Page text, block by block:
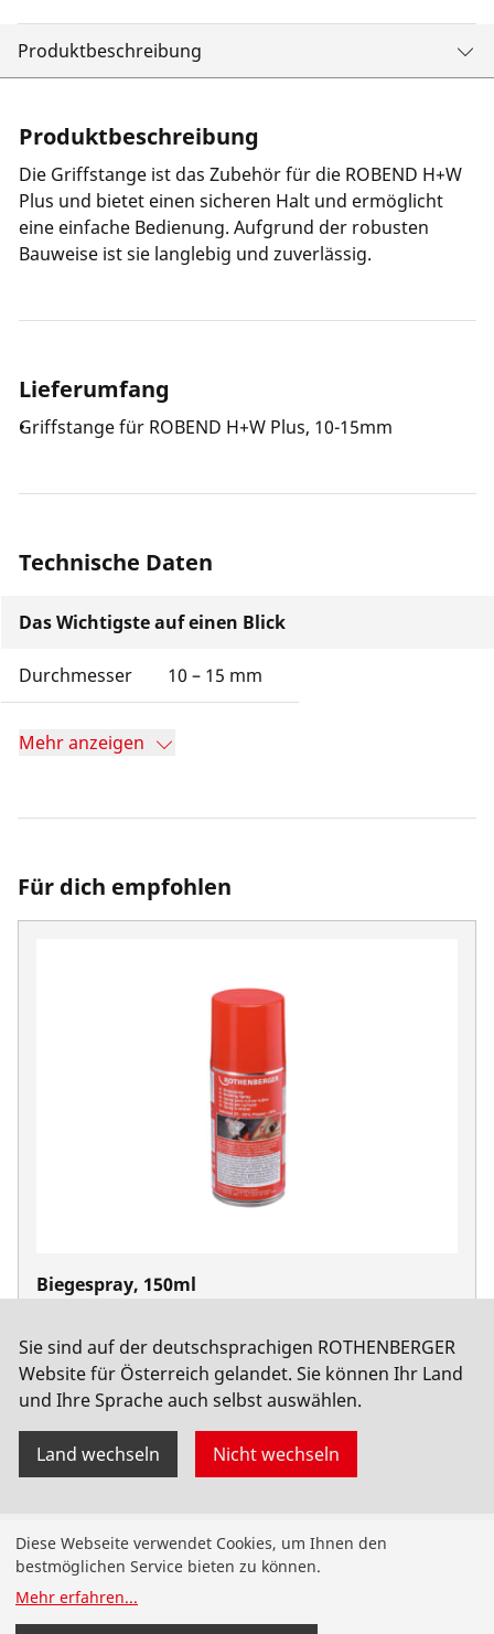
Produktbeschreibung
Produktbeschreibung
Die Griffstange ist das Zubehör für die ROBEND H+W
Plus und bietet einen sicheren Halt und ermöglicht
eine einfache Bedienung. Aufgrund der robusten
Bauweise ist sie langlebig und zuverlässig.
Lieferumfang
Griffstange für ROBEND H+W Plus, 10-15mm
Technische Daten
Das Wichtigste auf einen Blick
Durchmesser 10 – 15 mm
Mehr anzeigen
Für dich empfohlen
Biegespray, 150ml
Sie sind auf der deutschsprachigen ROTHENBERGER
Website für Österreich gelandet. Sie können Ihr Land
und Ihre Sprache auch selbst auswählen.
Land wechseln Nicht wechseln
Produkte
Installation
Diese Webseite verwendet Cookies, um Ihnen den
bestmöglichen Service bieten zu können.
Mehr erfahren...